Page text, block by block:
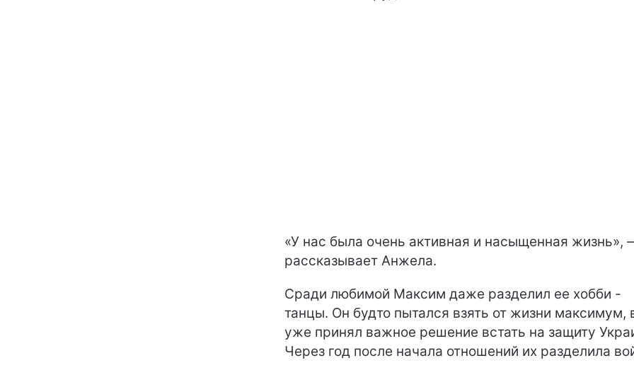
«У нас была очень активная и насыщенная жизнь»,
рассказывает Анжела.
Сради любимой Максим даже разделил ее хобби -
танцы. Он будто пытался взять от жизни максимум,
уже принял важное решение встать на защиту
Через год после начала отношений их разделила